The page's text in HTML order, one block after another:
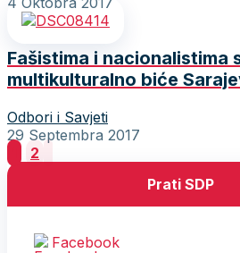
Fašistima i nacionalistima
multikulturalno biće
Odbori i Savjeti
29 Septembra 2017
Posts
pagination
2
Prati SDP
Facebook